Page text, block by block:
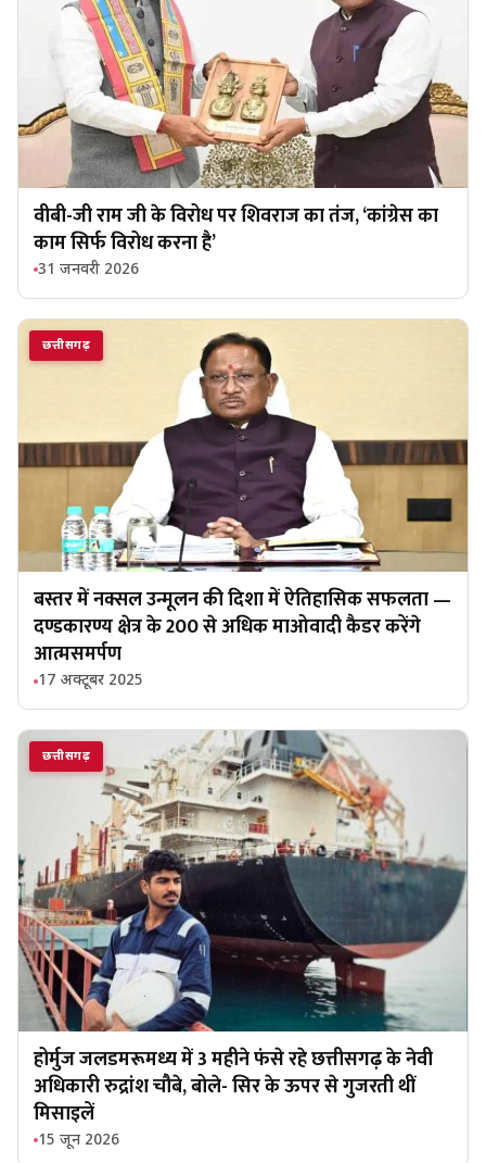
वीबी-जी राम जी के विरोध पर शिवराज का तंज, ‘कांग्रेस का
काम सिर्फ विरोध करना है’
31 जनवरी 2026
छत्तीसगढ़
बस्तर में नक्सल उन्मूलन की दिशा में ऐतिहासिक सफलता —
दण्डकारण्य क्षेत्र के 200 से अधिक माओवादी कैडर करेंगे
आत्मसमर्पण
17 अक्टूबर 2025
छत्तीसगढ़
होर्मुज जलडमरूमध्य में 3 महीने फंसे रहे छत्तीसगढ़ के नेवी
अधिकारी रुद्रांश चौबे, बोले- सिर के ऊपर से गुजरती थीं
मिसाइलें
15 जून 2026